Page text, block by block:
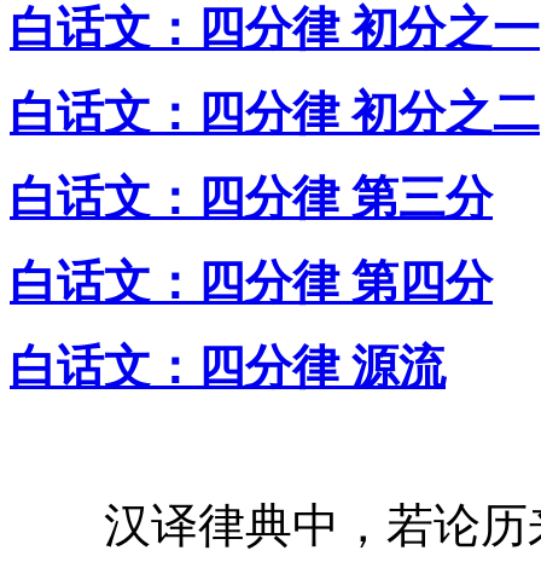
白话文：四分律 初分之一
白话文：四分律 初分之二
白话文：四分律 第三分
白话文：四分律 第四分
白话文：四分律 源流
汉译律典中，若论历